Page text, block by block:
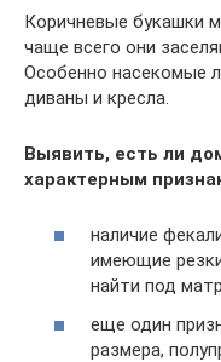
Коричневые букашки
чаще всего они
Особенно насекомые
диваны и кресла.
Выявить, есть ли
характерным
наличие
имеющие
найти под
еще один
размера,